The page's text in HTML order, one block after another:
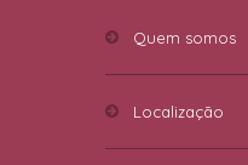
Quem somos
Localização